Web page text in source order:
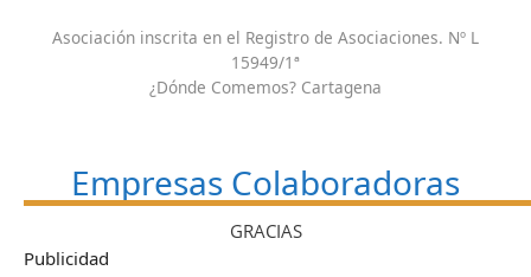
Asociación inscrita en el Registro de Asociaciones. Nº L
15949/1ª
¿Dónde Comemos? Cartagena
Empresas Colaboradoras
GRACIAS
Publicidad